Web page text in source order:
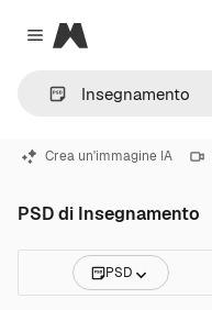
Close menu
Magnific
Crea un'immagine IA
PSD di Insegnamento
PSD